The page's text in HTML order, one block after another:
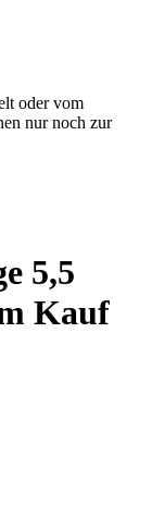
oder vom
nur noch zur
5,5
Kauf